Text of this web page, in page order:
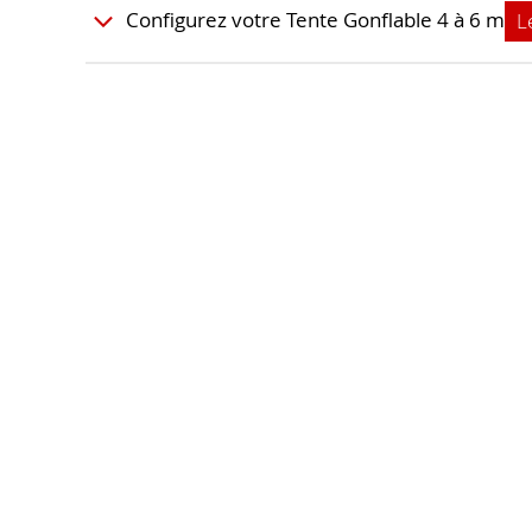
Configurez votre Tente Gonflable 4 à 6 m